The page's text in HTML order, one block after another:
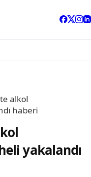
alkol
haberi
yakalandı